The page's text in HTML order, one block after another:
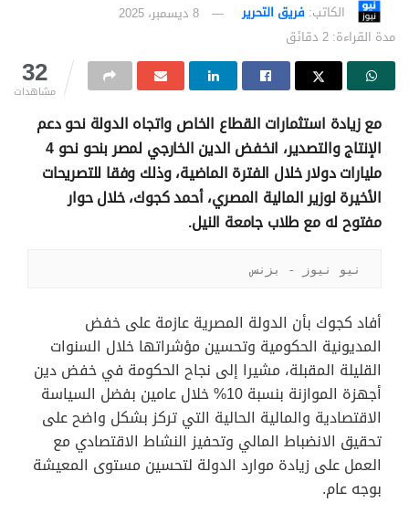
الكاتب: فريق التحرير
8 ديسمبر، 2025
مدة القراءة: 2 دقائق
32
مشاهدات
مع زيادة استثمارات القطاع الخاص واتجاه الدولة نحو دعم
الإنتاج والتصدير، انخفض الدين الخارجي لمصر بنحو نحو 4
مليارات دولار خلال الفترة الماضية، وذلك وفقا للتصريحات
الأخيرة لوزير المالية المصري، أحمد كجوك، خلال حوار
مفتوح له مع طلاب جامعة النيل.
نيو نيوز - بزنس
أفاد كجوك بأن الدولة المصرية عازمة على خفض
المديونية الحكومية وتحسين مؤشراتها خلال السنوات
القليلة المقبلة، مشيرا إلى نجاح الحكومة في خفض دين
أجهزة الموازنة بنسبة 10% خلال عامين بفضل السياسة
الاقتصادية والمالية الحالية التي تركز بشكل واضح على
تحقيق الانضباط المالي وتحفيز النشاط الاقتصادي مع
العمل على زيادة موارد الدولة لتحسين مستوى المعيشة
بوجه عام.